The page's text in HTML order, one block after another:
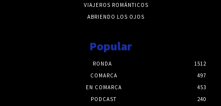
VIAJEROS ROMÁNTICOS
ABRIENDO LOS OJOS
Popular
RONDA
1512
COMARCA
497
EN COMARCA
453
PODCAST
240